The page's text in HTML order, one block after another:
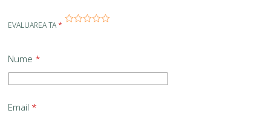
EVALUAREA TA*
Nume *
Email *